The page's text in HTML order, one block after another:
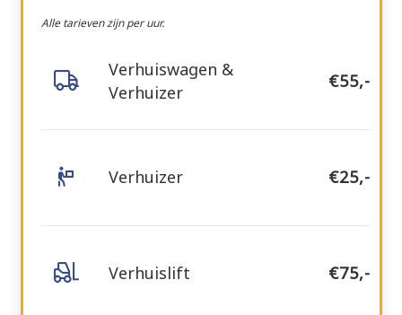
Alle tarieven zijn per uur.
Verhuiswagen &
Verhuizer
€55,-
Verhuizer €25,-
Verhuislift €75,-